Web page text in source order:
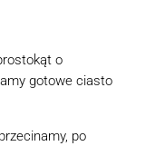
o
gotowe ciasto
po